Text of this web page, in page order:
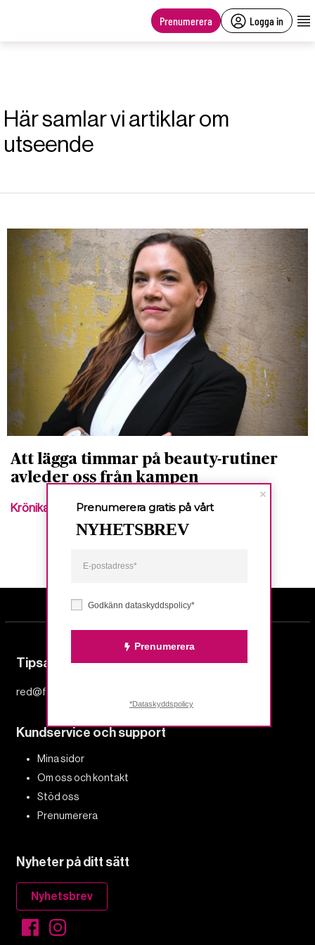
Prenumerera Logga in
Här samlar vi artiklar om
utseende
Att lägga timmar på beauty-rutiner
avleder oss från kampen
Krönika
Tipsa redaktionen
red@fempers.se
Kundservice och support
Mina sidor
Om oss och kontakt
Stöd oss
Prenumerera
Nyheter på ditt sätt
Nyhetsbrev
Godkänn dataskyddspolicy*
Prenumerera
Prenumerera gratis på vårt
NYHETSBREV
*Dataskyddspolicy